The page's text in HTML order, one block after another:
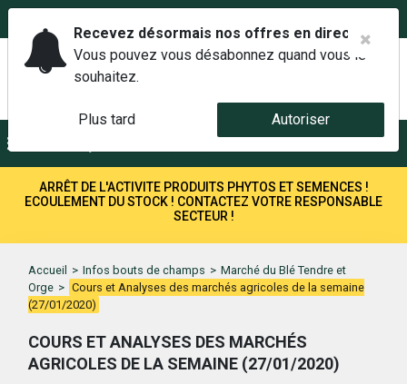
ARRÊT DE L'ACTIVITE PRODUITS PHYTOS ET SEMENCES !
ECOULEMENT DU STOCK ! CONTACTEZ VOTRE RESPONSABLE
SECTEUR !
Accueil > Infos bouts de champs > Marché du Blé Tendre et
Orge > Cours et Analyses des marchés agricoles de la semaine
(27/01/2020)
COURS ET ANALYSES DES MARCHÉS
AGRICOLES DE LA SEMAINE (27/01/2020)
Recevez désormais nos offres en direct.
Vous pouvez vous désabonnez quand vous le
souhaitez.
Plus tard Autoriser